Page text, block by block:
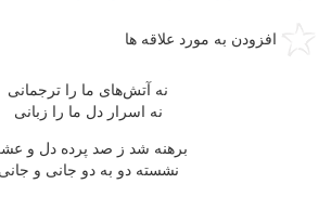
افزودن به مورد علاقه ها
نه آتش‌های ما را ترجمانی
نه اسرار دل ما را زبانی
برهنه شد ز صد پرده دل و
نشسته دو به دو جانی و جانی